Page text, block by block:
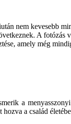
nem kevesebb
A fotózás
amely még
a
a család